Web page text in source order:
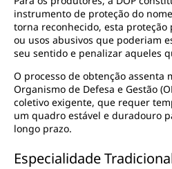
instrumento de proteção do
torna reconhecido, esta
ou usos abusivos que poderiam
seu sentido e penalizar aqueles
O processo de obtenção
Organismo de Defesa e Gestão
coletivo exigente, que requer
um quadro estável e duradouro
longo prazo.
Especialidade